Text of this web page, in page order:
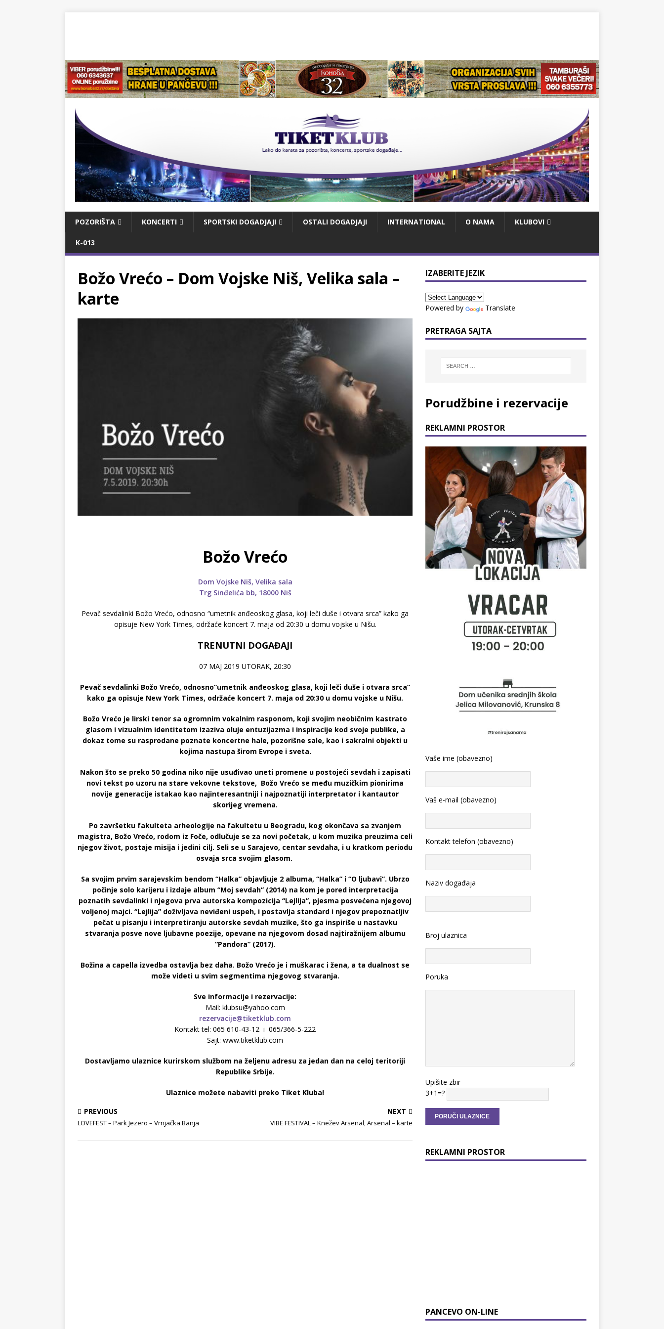
POZORIŠTA KONCERTI SPORTSKI DOGADJAJI OSTALI DOGADJAJI INTERNATIONAL O NAMA KLUBOVI
K-013
Božo Vrećo – Dom Vojske Niš, Velika sala –
karte
Božo Vrećo
Dom Vojske Niš, Velika sala
Trg Sinđelića bb, 18000 Niš
Pevač sevdalinki Božo Vrećo, odnosno “umetnik anđeoskog glasa, koji leči duše i otvara srca” kako ga
opisuje New York Times, održaće koncert 7. maja od 20:30 u domu vojske u Nišu.
TRENUTNI DOGAĐAJI
07 MAJ 2019 UTORAK, 20:30
Pevač sevdalinki Božo Vrećo, odnosno”umetnik anđeoskog glasa, koji leči duše i otvara srca”
kako ga opisuje New York Times, održaće koncert 7. maja od 20:30 u domu vojske u Nišu.
Božo Vrećo je lirski tenor sa ogromnim vokalnim rasponom, koji svojim neobičnim kastrato
glasom i vizualnim identitetom izaziva oluje entuzijazma i inspiracije kod svoje publike, a
dokaz tome su rasprodane poznate koncertne hale, pozorišne sale, kao i sakralni objekti u
kojima nastupa širom Evrope i sveta.
Nakon što se preko 50 godina niko nije usuđivao uneti promene u postojeći sevdah i zapisati
novi tekst po uzoru na stare vekovne tekstove, Božo Vrećo se među muzičkim pionirima
novije generacije istakao kao najinteresantniji i najpoznatiji interpretator i kantautor
skorijeg vremena.
Po završetku fakulteta arheologije na fakultetu u Beogradu, kog okončava sa zvanjem
magistra, Božo Vrećo, rodom iz Foče, odlučuje se za novi početak, u kom muzika preuzima celi
njegov život, postaje misija i jedini cilj. Seli se u Sarajevo, centar sevdaha, i u kratkom periodu
osvaja srca svojim glasom.
Sa svojim prvim sarajevskim bendom “Halka” objavljuje 2 albuma, “Halka” i “O ljubavi”. Ubrzo
počinje solo karijeru i izdaje album “Moj sevdah” (2014) na kom je pored interpretacija
poznatih sevdalinki i njegova prva autorska kompozicija “Lejlija”, pjesma posvećena njegovoj
voljenoj majci. “Lejlija” doživljava neviđeni uspeh, i postavlja standard i njegov prepoznatljiv
pečat u pisanju i interpretiranju autorske sevdah muzike, što ga inspiriše u nastavku
stvaranja posve nove ljubavne poezije, opevane na njegovom dosad najtiražnijem albumu
“Pandora” (2017).
Božina a capella izvedba ostavlja bez daha. Božo Vrećo je i muškarac i žena, a ta dualnost se
može videti u svim segmentima njegovog stvaranja.
Sve informacije i rezervacije:
Mail: klubsu@yahoo.com
rezervacije@tiketklub.com
Kontakt tel: 065 610-43-12 i 065/366-5-222
Sajt: www.tiketklub.com
Dostavljamo ulaznice kurirskom službom na željenu adresu za jedan dan na celoj teritoriji
Republike Srbije.
Ulaznice možete nabaviti preko Tiket Kluba!
PREVIOUS
LOVEFEST – Park Jezero – Vrnjačka Banja
NEXT
VIBE FESTIVAL – Knežev Arsenal, Arsenal – karte
IZABERITE JEZIK
Powered by Translate
PRETRAGA SAJTA
Porudžbine i rezervacije
REKLAMNI PROSTOR
Vaše ime (obavezno)
Vaš e-mail (obavezno)
Kontakt telefon (obavezno)
Naziv događaja
Broj ulaznica
Poruka
Upišite zbir
3+1=?
REKLAMNI PROSTOR
PANCEVO ON-LINE